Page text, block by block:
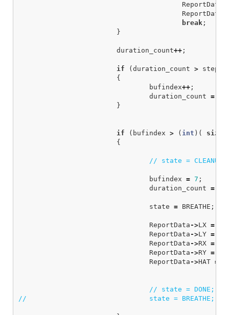
ReportData
ReportData
break ;
}
duration_count++ ;
if ( duration_count > step
{
bufindex++ ;
duration_count =
}
if ( bufindex > ( int )(
{
// state = CLEANUP;
bufindex = 7 ;
duration_count =
state = BREATHE ;
ReportData ->LX =
ReportData ->LY =
ReportData ->RX =
ReportData ->RY =
ReportData ->HAT =
// state = DONE;
//				state = BREATHE;